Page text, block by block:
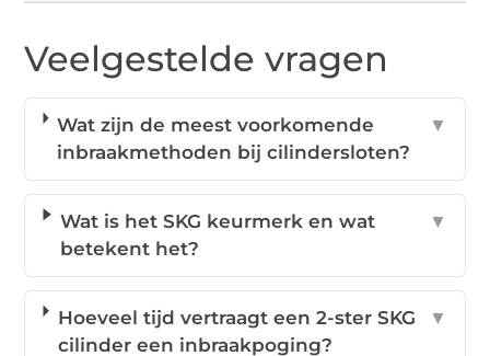
Veelgestelde vragen
Wat zijn de meest voorkomende
inbraakmethoden bij cilindersloten?
▼
Wat is het SKG keurmerk en wat
betekent het?
▼
Hoeveel tijd vertraagt een 2-ster SKG
cilinder een inbraakpoging?
▼